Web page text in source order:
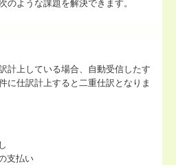
のような課題を解決できます。
計上している場合、自動受信したす
に仕訳計上すると二重仕訳となりま
支払い